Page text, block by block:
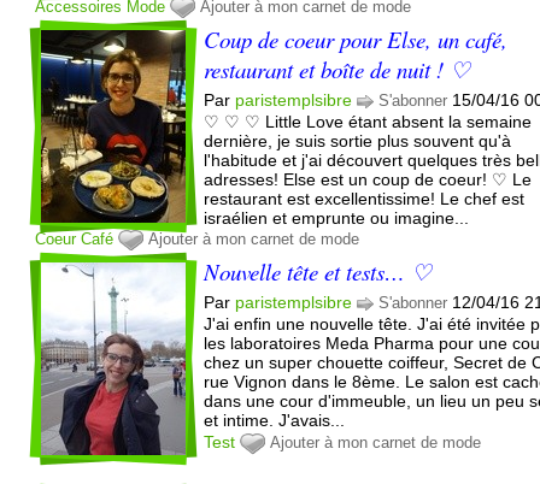
Accessoires Mode Ajouter à mon carnet de mode
Coup de coeur pour Else, un café,
restaurant et boîte de nuit ! ♡
Par paristemplsibre S'abonner 15/04/16
♡ ♡ ♡ Little Love étant absent la semaine
dernière, je suis sortie plus souvent qu'à
l'habitude et j'ai découvert quelques très
adresses! Else est un coup de coeur! ♡ Le
restaurant est excellentissime! Le chef est
israélien et emprunte ou imagine...
Coeur Café Ajouter à mon carnet de mode
Nouvelle tête et tests… ♡
Par paristemplsibre S'abonner 12/04/16
J'ai enfin une nouvelle tête. J'ai été invitée
les laboratoires Meda Pharma pour une
chez un super chouette coiffeur, Secret de
rue Vignon dans le 8ème. Le salon est
dans une cour d'immeuble, un lieu un peu
et intime. J'avais...
Test
Ajouter à mon carnet de mode